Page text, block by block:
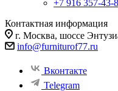
+7 916 357-43-
Контактная информация
г. Москва, шоссе
info@furniturof77.ru
Вконтакте
Telegram